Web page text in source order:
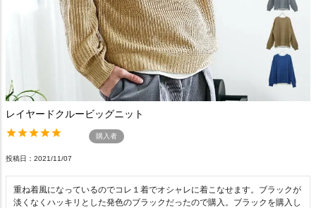
レイヤードクルービッグニット
購入者
投稿日 2021/11/07
重ね着風になっているのでコレ１着でオシャレに着こなせます。ブラックが
淡くなくハッキリとした発色のブラックだったので購入。ブラックを購入し